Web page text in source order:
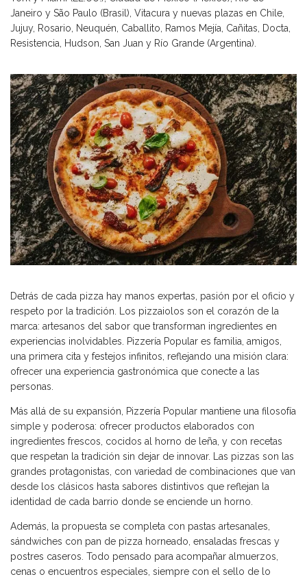
Janeiro y São Paulo (Brasil), Vitacura y nuevas plazas en Chile,
Jujuy, Rosario, Neuquén, Caballito, Ramos Mejía, Cañitas, Docta,
Resistencia, Hudson, San Juan y Río Grande (Argentina).
Detrás de cada pizza hay manos expertas, pasión por el oficio y
respeto por la tradición. Los pizzaiolos son el corazón de la
marca: artesanos del sabor que transforman ingredientes en
experiencias inolvidables. Pizzería Popular es familia, amigos,
una primera cita y festejos infinitos, reflejando una misión clara:
ofrecer una experiencia gastronómica que conecte a las
personas.
Más allá de su expansión, Pizzería Popular mantiene una filosofía
simple y poderosa: ofrecer productos elaborados con
ingredientes frescos, cocidos al horno de leña, y con recetas
que respetan la tradición sin dejar de innovar. Las pizzas son las
grandes protagonistas, con variedad de combinaciones que van
desde los clásicos hasta sabores distintivos que reflejan la
identidad de cada barrio donde se enciende un horno.
Además, la propuesta se completa con pastas artesanales,
sándwiches con pan de pizza horneado, ensaladas frescas y
postres caseros. Todo pensado para acompañar almuerzos,
cenas o encuentros especiales, siempre con el sello de lo